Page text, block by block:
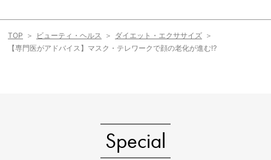
TOP ビューティ・ヘルス
ダイエット・エクササイズ
【専門医がアドバイス】マスク・テレワークで顔の老化が進む⁉
Special